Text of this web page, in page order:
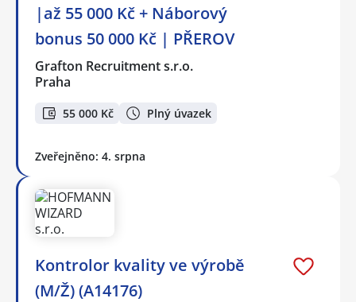
|až 55 000 Kč + Náborový
bonus 50 000 Kč | PŘEROV
Grafton Recruitment s.r.o.
Praha
55 000 Kč Plný úvazek
Zveřejněno: 4. srpna
Kontrolor kvality ve výrobě
(M/Ž) (A14176)